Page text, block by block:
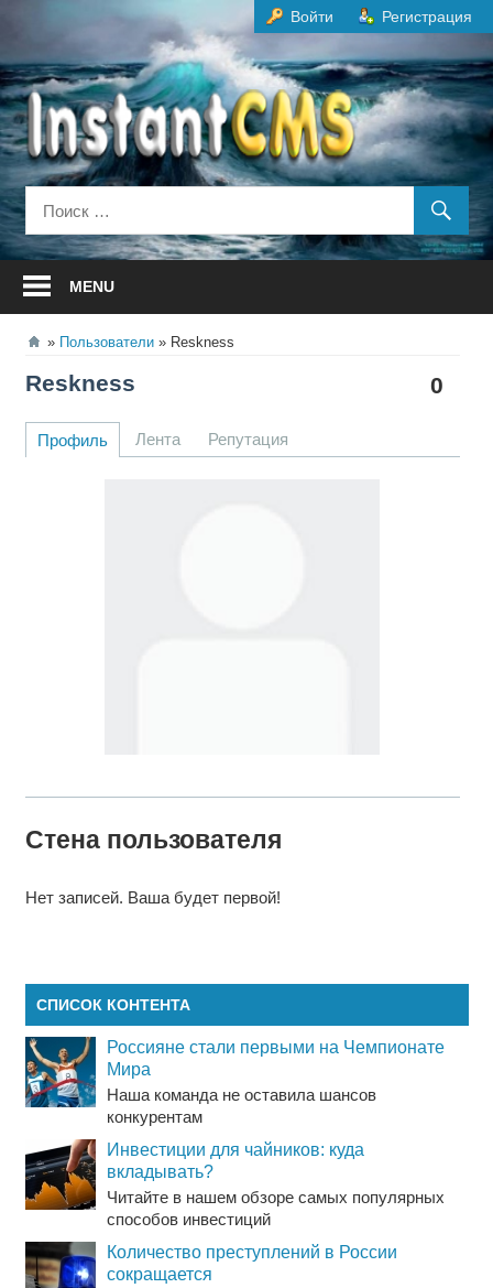
содержанию
Войти Регистрация
MENU
Пользователи Reskness
0
Reskness
Профиль Лента Репутация
Стена пользователя
Нет записей. Ваша будет первой!
СПИСОК КОНТЕНТА
Россияне стали первыми на Чемпионате
Мира
Наша команда не оставила шансов
конкурентам
Инвестиции для чайников: куда
вкладывать?
Читайте в нашем обзоре самых популярных
способов инвестиций
Количество преступлений в России
сокращается